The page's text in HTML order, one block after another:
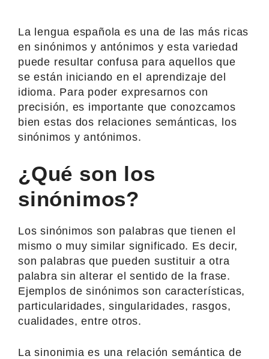
La lengua española es una de las más ricas
en sinónimos y antónimos y esta variedad
puede resultar confusa para aquellos que
se están iniciando en el aprendizaje del
idioma. Para poder expresarnos con
precisión, es importante que conozcamos
bien estas dos relaciones semánticas, los
sinónimos y antónimos.
¿Qué son los
sinónimos?
Los sinónimos son palabras que tienen el
mismo o muy similar significado. Es decir,
son palabras que pueden sustituir a otra
palabra sin alterar el sentido de la frase.
Ejemplos de sinónimos son características,
particularidades, singularidades, rasgos,
cualidades, entre otros.
La sinonimia es una relación semántica de